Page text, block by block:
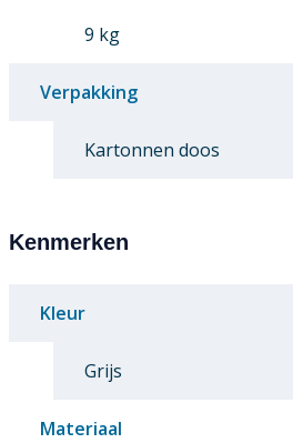
9 kg
Verpakking
Kartonnen doos
Kenmerken
Kleur
Grijs
Materiaal